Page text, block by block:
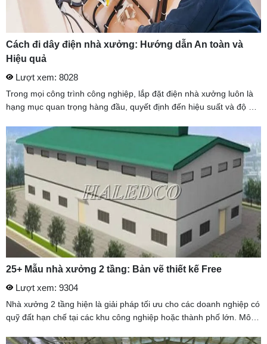
Cách đi dây điện nhà xưởng: Hướng dẫn An toàn và
Hiệu quả
Lượt xem: 8028
Trong mọi công trình công nghiệp, lắp đặt điện nhà xưởng luôn là
hạng mục quan trọng hàng đầu, quyết định đến hiệu suất và độ an
25+ Mẫu nhà xưởng 2 tầng: Bản vẽ thiết kế Free
Lượt xem: 9304
Nhà xưởng 2 tầng hiện là giải pháp tối ưu cho các doanh nghiệp có
quỹ đất hạn chế tại các khu công nghiệp hoặc thành phố lớn. Mô